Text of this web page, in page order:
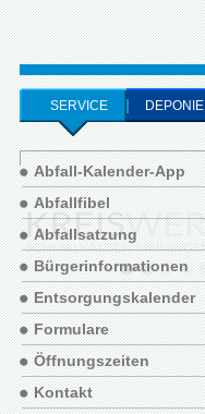
SERVICE DEPONIE
Abfall-Kalender-App
Abfallfibel
Abfallsatzung
Bürgerinformationen
Entsorgungskalender
Formulare
Öffnungszeiten
Kontakt